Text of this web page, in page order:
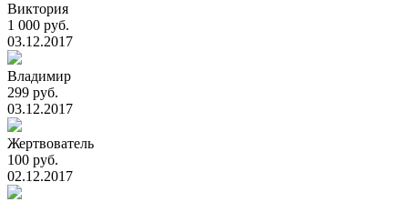
Виктория
1 000 руб.
03.12.2017
Владимир
299 руб.
03.12.2017
Жертвователь
100 руб.
02.12.2017